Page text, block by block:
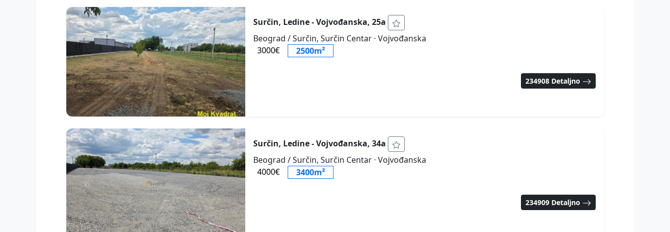
Surčin, Ledine - Vojvođanska, 25a
Beograd / Surčin, Surčin Centar · Vojvođanska
3000€
2500m²
234908 Detaljno
Surčin, Ledine - Vojvođanska, 34a
Beograd / Surčin, Surčin Centar · Vojvođanska
4000€
3400m²
234909 Detaljno